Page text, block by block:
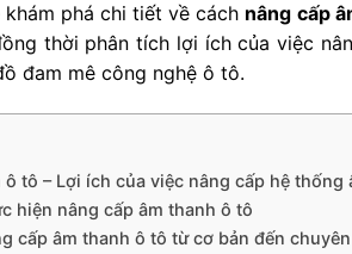
phá chi tiết về cách nâng cấp
thời phân tích lợi ích của việc
đam mê công nghệ ô tô.
tô – Lợi ích của việc nâng cấp hệ thống
hiện nâng cấp âm thanh ô tô
cấp âm thanh ô tô từ cơ bản đến